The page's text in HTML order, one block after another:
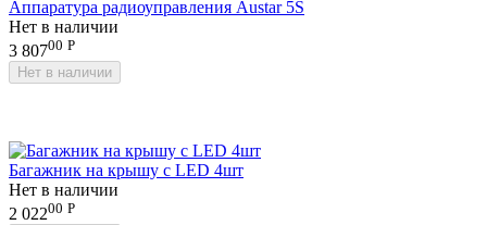
Аппаратура радиоуправления Austar 5S
Нет в наличии
3 80700 Р
Нет в наличии
Багажник на крышу с LED 4шт
Нет в наличии
2 02200 Р